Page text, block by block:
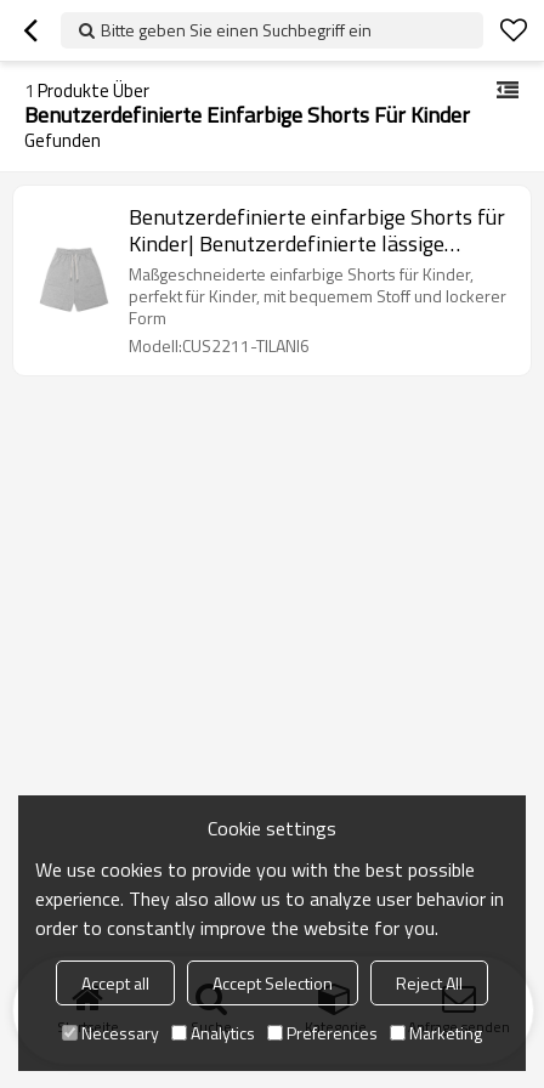
Bitte geben Sie einen Suchbegriff ein
1 Produkte Über
Benutzerdefinierte Einfarbige Shorts Für Kinder
Gefunden
Benutzerdefinierte einfarbige Shorts für
Kinder| Benutzerdefinierte lässige
Sportshorts| Großhandel Baumwoll-
Shorts
Maßgeschneiderte einfarbige Shorts für Kinder,
perfekt für Kinder, mit bequemem Stoff und lockerer
Form
Modell:CUS2211-TILANI6
Startseite Suche Kategorie Anfrage senden
Cookie settings
We use cookies to provide you with the best possible
experience. They also allow us to analyze user behavior in
order to constantly improve the website for you.
Accept all Accept Selection
Reject All
Necessary
Analytics Preferences Marketing